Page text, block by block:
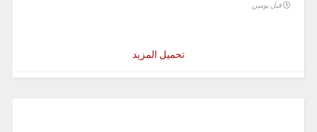
قبل يومين
تحميل المزيد